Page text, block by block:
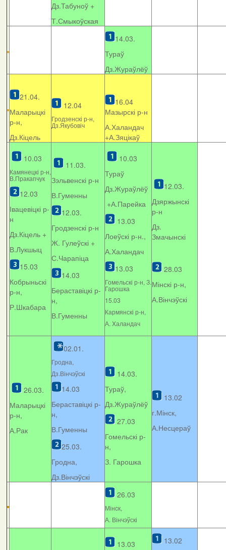
Дз.Табуноў +
Т.Смыкоўская
14.03.
Тураў
Дз.Жураўлёў
21.04.
Маларыцкі
р-н,
Дз.Кіцель
12.04
Гродзенскі р-н,
Дз.Якубовіч
16.04
Мазырскі р-н
А.Халандач
+А.Зяцікаў
10.03
Камянецкі р-н,
В.Пракапчук
12.03
Івацевіцкі р-
н
Дз.Кіцель +
В.Лукшыц
15.03
Кобрыньскі
р-н,
Р.Шкабара
11.03.
Зэльвенскі р-н
В.Гуменны
12.03.
Гродзенскі р-н
Ж. Гулеўскі +
С.Чарапіца
14.03
Бераставіцкі р-
н,
В.Гуменны
10.03
Тураў
Дз.Жураўлёў
+А.Парейка
13.03
Лоеўскі р-н.,
А.Халандач
13.03
Гомельскі р-н, З.
Гарошка
15.03
Кармянскі р-н,
А. Xаландач
12.03.
Дзяржынскі
р-н
Дз.
Змачынскі
28.03
Мінскі р-н,
А.Вінчэўскі
26.03.
Маларыцкі
р-н,
А.Рак
02.01.
Гродна,
Дз.Вінчэўскі
14.03
Бераставіцкі р-
н,
В.Гуменны
25.03.
Гродна,
Дз.Вінчэўскі
14.03.
Тураў,
Дз.Жураўлёў
27.03
Гомельскі р-
н,
З. Гарошка
13.02
г.Мінск,
А.Несцераў
26.03
Мінcк,
А. Вінчэўскі
13.03
13.02